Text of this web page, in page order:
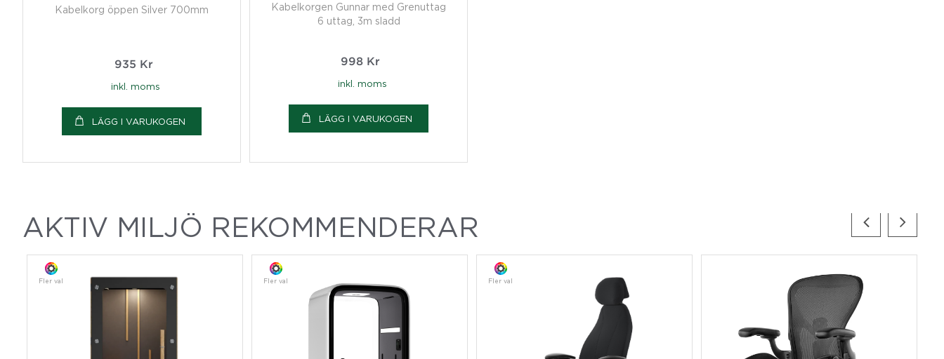
Kabelkorg öppen Silver 700mm
935 Kr
inkl. moms
LÄGG I VARUKOGEN
Kabelkorgen Gunnar med Grenuttag
6 uttag, 3m sladd
998 Kr
inkl. moms
LÄGG I VARUKOGEN
AKTIV MILJÖ REKOMMENDERAR
Fler val Fler val Fler val